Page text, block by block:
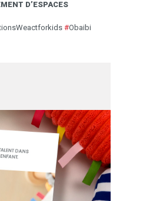
D’ESPACES
#Obaibi